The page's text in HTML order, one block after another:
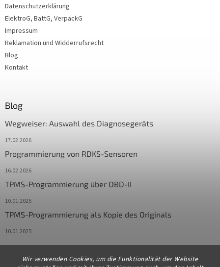
Wir verwenden Cookies, um die Funktionalität der Website
Datenschutzerklärung
ElektroG, BattG, VerpackG
Impressum
Reklamation und Widderrufsrecht
Blog
Kontakt
Blog
Wegweiser: Auswahl des Diagnosegeräts
17.02.2026
Programmierung von RDKS-Sensoren
16.02.2026
TPMS-Programmierung über OBD-II
10.01.2025
TPMS-Programmierung als Kopie des Originals
10.01.2025
Kontakt